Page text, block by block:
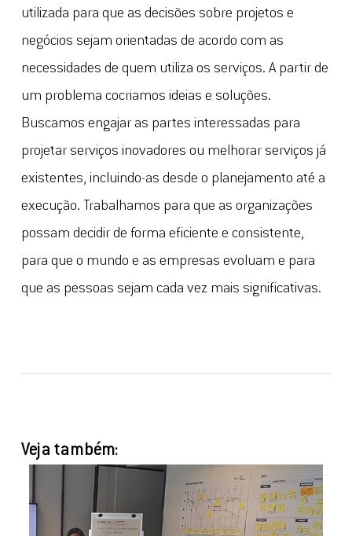
utilizada para que as decisões sobre projetos e
negócios sejam orientadas de acordo com as
necessidades de quem utiliza os serviços. A partir de
um problema cocriamos ideias e soluções.
Buscamos engajar as partes interessadas para
projetar serviços inovadores ou melhorar serviços já
existentes, incluindo-as desde o planejamento até a
execução. Trabalhamos para que as organizações
possam decidir de forma eficiente e consistente,
para que o mundo e as empresas evoluam e para
que as pessoas sejam cada vez mais significativas.
Veja também: